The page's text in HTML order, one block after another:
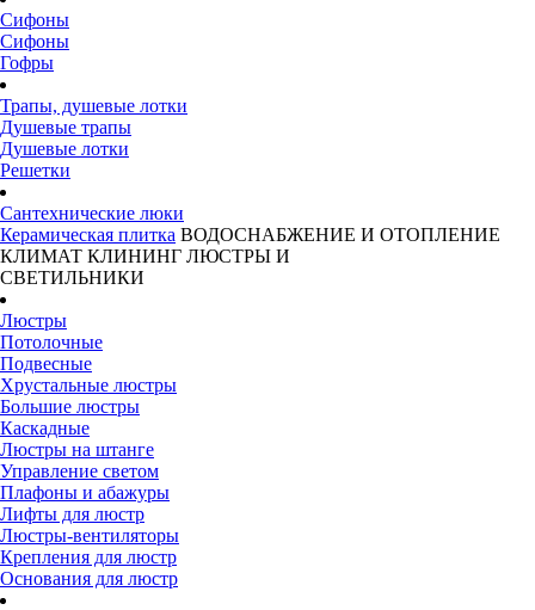
Сифоны
Сифоны
Гофры
Трапы, душевые лотки
Душевые трапы
Душевые лотки
Решетки
Сантехнические люки
Керамическая плитка ВОДОСНАБЖЕНИЕ И ОТОПЛЕНИЕ
КЛИМАТ КЛИНИНГ ЛЮСТРЫ И
СВЕТИЛЬНИКИ
Люстры
Потолочные
Подвесные
Хрустальные люстры
Большие люстры
Каскадные
Люстры на штанге
Управление светом
Плафоны и абажуры
Лифты для люстр
Люстры-вентиляторы
Крепления для люстр
Основания для люстр